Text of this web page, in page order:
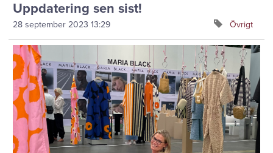
Uppdatering sen sist!
28 september 2023 13:29 Övrigt